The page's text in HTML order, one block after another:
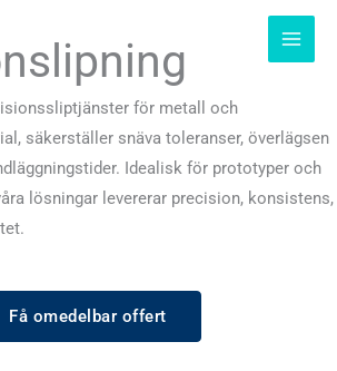
för metall och
säkerställer snäva toleranser, överlägsen
Idealisk för prototyper och
lösningar levererar precision, konsistens,
Få omedelbar offert